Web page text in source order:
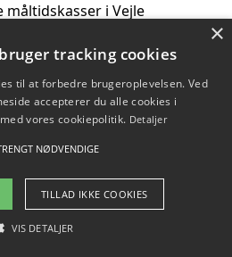
i Vejle
2026 - Pilanto Aps
Blog Betingelser
×
tracking cookies
til at forbedre brugeroplevelsen. Ved
accepterer du alle cookies i
vores cookiepolitik. Detaljer
NØDVENDIGE
TILLAD IKKE COOKIES
VIS DETALJER